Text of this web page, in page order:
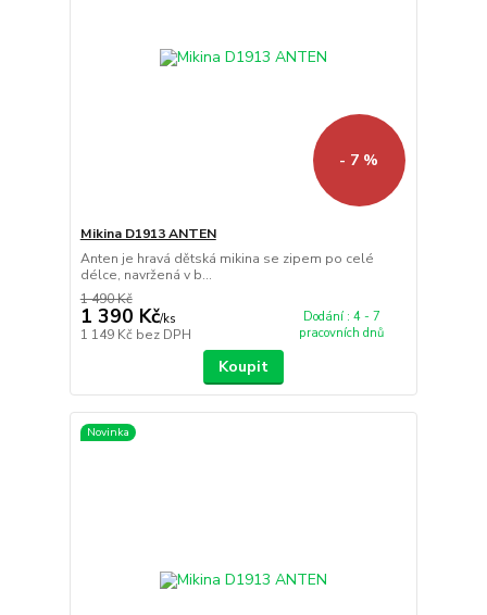
- 7 %
Mikina D1913 ANTEN
Anten je hravá dětská mikina se zipem po celé
délce, navržená v b...
1 490 Kč
1 390 Kč/ks
1 149 Kč bez DPH
Dodání : 4 - 7
pracovních dnů
Koupit
Novinka